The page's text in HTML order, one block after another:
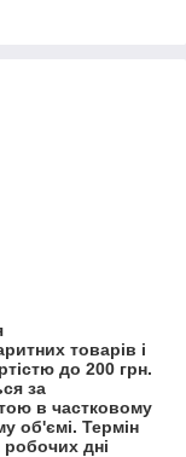
товарів і
до 200 грн.
за
в частковому
об'ємі. Термін
дні